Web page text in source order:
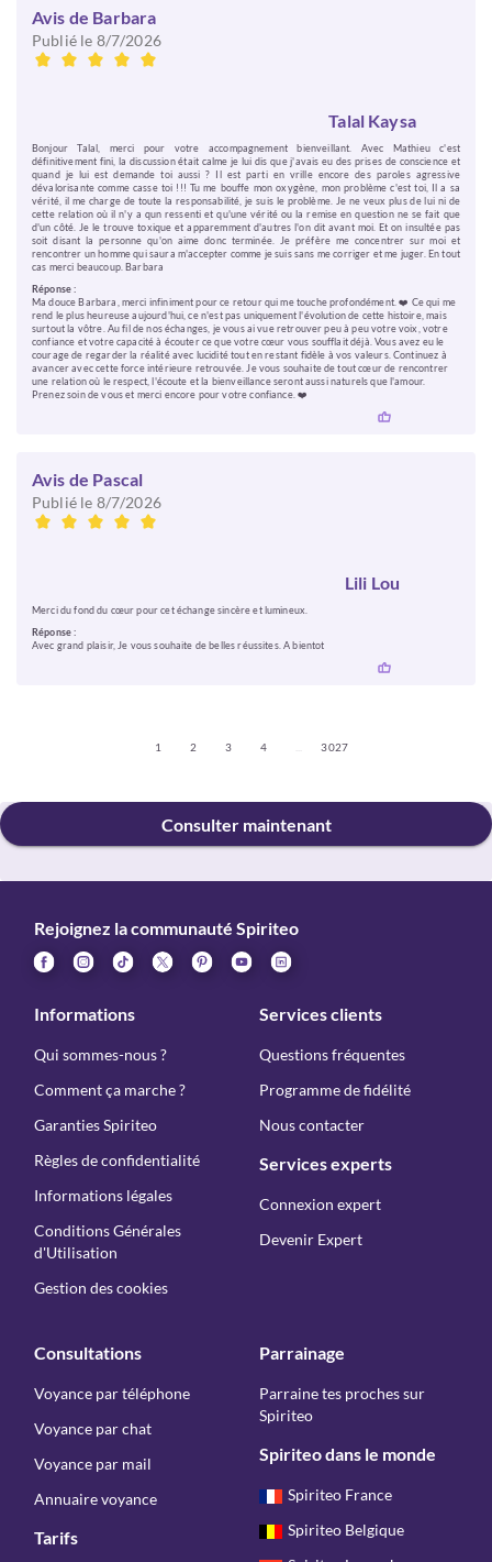
Avis de Barbara
Publié le 8/7/2026
Talal Kaysa
Bonjour Talal, merci pour votre accompagnement bienveillant. Avec Mathieu c'est
définitivement fini, la discussion était calme je lui dis que j'avais eu des prises de conscience et
quand je lui est demande toi aussi ? Il est parti en vrille encore des paroles agressive
dévalorisante comme casse toi !!! Tu me bouffe mon oxygène, mon problème c'est toi, Il a sa
vérité, il me charge de toute la responsabilité, je suis le problème. Je ne veux plus de lui ni de
cette relation où il n'y a qun ressenti et qu'une vérité ou la remise en question ne se fait que
d'un côté. Je le trouve toxique et apparemment d'autres l'on dit avant moi. Et on insultée pas
soit disant la personne qu'on aime donc terminée. Je préfère me concentrer sur moi et
rencontrer un homme qui saura m'accepter comme je suis sans me corriger et me juger. En tout
cas merci beaucoup. Barbara
Réponse :
Ma douce Barbara, merci infiniment pour ce retour qui me touche profondément. ❤️ Ce qui me
rend le plus heureuse aujourd'hui, ce n'est pas uniquement l'évolution de cette histoire, mais
surtout la vôtre. Au fil de nos échanges, je vous ai vue retrouver peu à peu votre voix, votre
confiance et votre capacité à écouter ce que votre cœur vous soufflait déjà. Vous avez eu le
courage de regarder la réalité avec lucidité tout en restant fidèle à vos valeurs. Continuez à
avancer avec cette force intérieure retrouvée. Je vous souhaite de tout cœur de rencontrer
une relation où le respect, l'écoute et la bienveillance seront aussi naturels que l'amour.
Prenez soin de vous et merci encore pour votre confiance. ❤️
Avis de Pascal
Publié le 8/7/2026
Lili Lou
Merci du fond du cœur pour cet échange sincère et lumineux.
Réponse :
Avec grand plaisir, Je vous souhaite de belles réussites. A bientot
1 2 3 4 3 027
Consulter maintenant
Rejoignez la communauté Spiriteo
Informations
Qui sommes-nous ?
Comment ça marche ?
Garanties Spiriteo
Règles de confidentialité
Informations légales
Conditions Générales
d'Utilisation
Gestion des cookies
Services clients
Questions fréquentes
Programme de fidélité
Nous contacter
Services experts
Connexion expert
Devenir Expert
Consultations
Voyance par téléphone
Voyance par chat
Voyance par mail
Annuaire voyance
Tarifs
Parrainage
Parraine tes proches sur
Spiriteo
Spiriteo dans le monde
Spiriteo France
Spiriteo Belgique